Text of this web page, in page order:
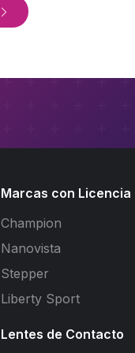
Marcas con Licencia
Champion
Nanovista
Stepper
Liberty Sport
Lentes de Contacto